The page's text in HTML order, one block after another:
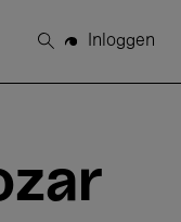
Zoeken
Inloggen